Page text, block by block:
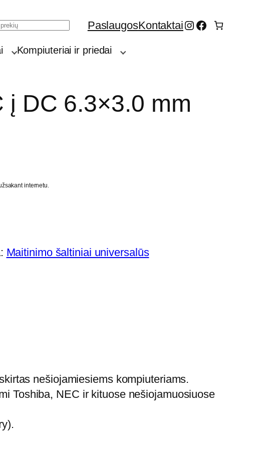
PaslaugosKontaktaiInstagram
Facebook
Kompiuteriai ir priedai
į DC 6.3×3.0 mm
internetu.
Maitinimo šaltiniai universalūs
nešiojamiesiems kompiuteriams.
Toshiba, NEC ir kituose nešiojamuosiuose